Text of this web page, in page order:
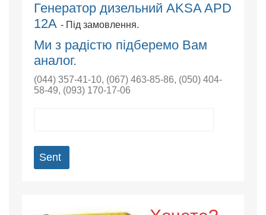
Генератор дизельний AKSA APD
12А - Під замовлення.
Ми з радістю підберемо Вам
аналог.
(044) 357-41-10, (067) 463-85-86, (050) 404-
58-49, (093) 170-17-06
Sent